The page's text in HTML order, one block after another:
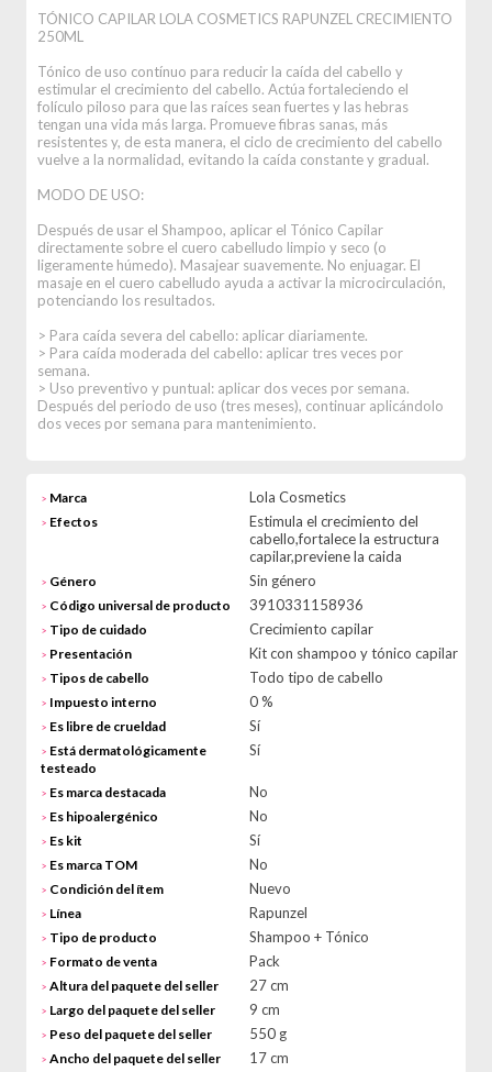
TÓNICO CAPILAR LOLA COSMETICS RAPUNZEL CRECIMIENTO
250ML
Tónico de uso contínuo para reducir la caída del cabello y
estimular el crecimiento del cabello. Actúa fortaleciendo el
folículo piloso para que las raíces sean fuertes y las hebras
tengan una vida más larga. Promueve fibras sanas, más
resistentes y, de esta manera, el ciclo de crecimiento del cabello
vuelve a la normalidad, evitando la caída constante y gradual.
MODO DE USO:
Después de usar el Shampoo, aplicar el Tónico Capilar
directamente sobre el cuero cabelludo limpio y seco (o
ligeramente húmedo). Masajear suavemente. No enjuagar. El
masaje en el cuero cabelludo ayuda a activar la microcirculación,
potenciando los resultados.
> Para caída severa del cabello: aplicar diariamente.
> Para caída moderada del cabello: aplicar tres veces por
semana.
> Uso preventivo y puntual: aplicar dos veces por semana.
Después del periodo de uso (tres meses), continuar aplicándolo
dos veces por semana para mantenimiento.
> Marca Lola Cosmetics
> Efectos
Estimula el crecimiento del
cabello,fortalece la estructura
capilar,previene la caida
> Género Sin género
> Código universal de producto 3910331158936
> Tipo de cuidado Crecimiento capilar
> Presentación Kit con shampoo y tónico capilar
> Tipos de cabello Todo tipo de cabello
> Impuesto interno 0 %
> Es libre de crueldad Sí
> Está dermatológicamente
testeado
Sí
> Es marca destacada No
> Es hipoalergénico No
> Es kit Sí
> Es marca TOM No
> Condición del ítem Nuevo
> Línea Rapunzel
> Tipo de producto Shampoo + Tónico
> Formato de venta Pack
> Altura del paquete del seller 27 cm
> Largo del paquete del seller 9 cm
> Peso del paquete del seller 550 g
> Ancho del paquete del seller 17 cm